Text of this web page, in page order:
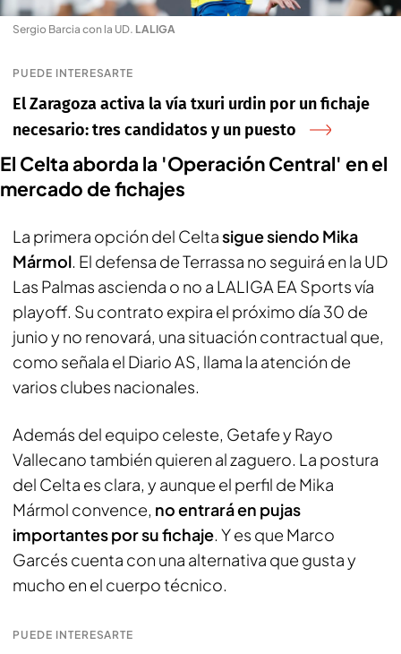
Sergio Barcia con la UD. LALIGA
PUEDE INTERESARTE
El Zaragoza activa la vía txuri urdin por un fichaje
necesario: tres candidatos y un puesto
El Celta aborda la 'Operación Central' en el
mercado de fichajes
La primera opción del Celtasigue siendo Mika
Mármol. El defensa de Terrassa no seguirá en la UD
Las Palmas ascienda o no a LALIGA EA Sports vía
playoff. Su contrato expira el próximo día 30 de
junio y no renovará, una situación contractual que,
como señala el Diario AS, llama la atención de
varios clubes nacionales.
Además del equipo celeste, Getafe y Rayo
Vallecano también quieren al zaguero. La postura
del Celta es clara, y aunque el perfil de Mika
Mármol convence, no entrará en pujas
importantes por su fichaje. Y es que Marco
Garcés cuenta con una alternativa que gusta y
mucho en el cuerpo técnico.
PUEDE INTERESARTE